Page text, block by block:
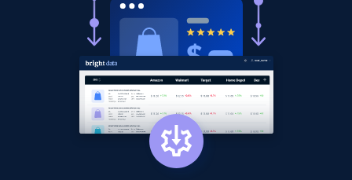
Target - Gather data on products using
specified keywords
URL, Product id, Title, Product description,
Rating, Reviews count, Initial price, Discount,
175+ Comenzar ahora